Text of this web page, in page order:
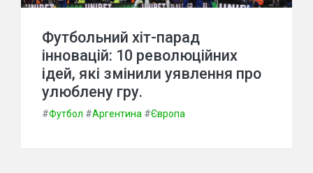
Футбольний хіт-парад
інновацій: 10 революційних
ідей, які змінили уявлення про
улюблену гру.
#Футбол #Аргентина #Європа